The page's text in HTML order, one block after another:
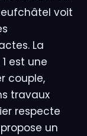
voit
La
est une
couple,
travaux
respecte
un